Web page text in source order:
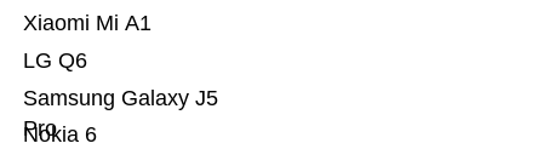
Nokia 6
Samsung Galaxy J5
Pro
LG Q6
Xiaomi Mi A1